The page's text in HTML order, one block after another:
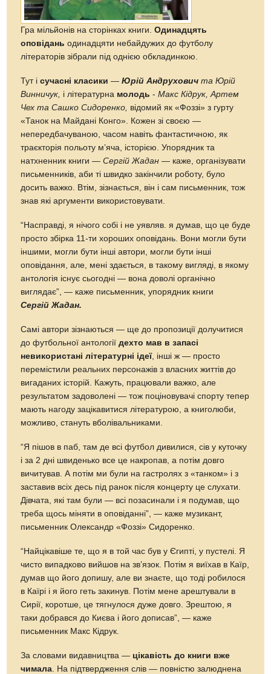
Гра мільйонів на сторінках книги.Одинадцять
оповідань одинадцяти небайдужих до футболу
літераторів зібрали під однією обкладинкою.
Тут ісучасні класики —Юрій Андрухович та Юрій
Винничук, і літературна молодь -Макс Кідрук, Артем
Чех та Сашко Сидоренко, відомий як «Фоззі» з гурту
«Танок на Майдані Конго». Кожен зі своєю —
непередбачуваною, часом навіть фантастичною, як
траєкторія польоту м’яча, історією. Упорядник та
натхненник книги —Сергій Жадан — каже, організувати
письменників, аби ті швидко закінчили роботу, було
досить важко. Втім, зізнається, він і сам письменник, тож
знав які аргументи використовувати.
“Насправді, я нічого собі і не уявляв. я думав, що це буде
просто збірка 11-ти хороших оповідань. Вони могли бути
іншими, могли бути інші автори, могли бути інші
оповідання, але, мені здається, в такому вигляді, в якому
антологія існує сьогодні — вона доволі органічно
виглядає”, — каже письменник, упорядник книги
Сергій Жадан.
Самі автори зізнаються — ще до пропозиції долучитися
до футбольної антологіїдехто мав в запасі
невикористані літературні ідеї, інші ж — просто
перемістили реальних персонажів з власних життів до
вигаданих історій. Кажуть, працювали важко, але
результатом задоволені — тож поціновувачі спорту тепер
мають нагоду зацікавитися літературою, а книголюби,
можливо, стануть вболівальниками.
“Я пішов в паб, там де всі футбол дивилися, сів у куточку
і за 2 дні швиденько все це накропав, а потім довго
вичитував. А потім ми були на гастролях з «танком» і з
заставив всіх десь під ранок після концерту це слухати.
Дівчата, які там були — всі позасинали і я подумав, що
треба щось міняти в оповіданні”, — каже музикант,
письменник Олександр «Фоззі» Сидоренко.
“Найцікавіше те, що я в той час був у Єгипті, у пустелі. Я
чисто випадково вийшов на зв’язок. Потім я виїхав в Каїр,
думав що його допишу, але ви знаєте, що тоді робилося
в Каїрі і я його геть закинув. Потім мене арештували в
Сирії, коротше, це тягнулося дуже довго. Зрештою, я
таки добрався до Києва і його дописав”, — каже
письменник Макс Кідрук.
За словами видавництва — цікавість до книги вже
чимала . На підтвердження слів — повністю залюднена